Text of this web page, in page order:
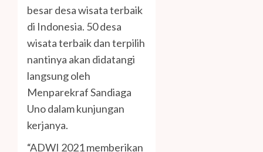
besar desa wisata terbaik
di Indonesia. 50 desa
wisata terbaik dan terpilih
nantinya akan didatangi
langsung oleh
Menparekraf Sandiaga
Uno dalam kunjungan
kerjanya.
“ADWI 2021 memberikan